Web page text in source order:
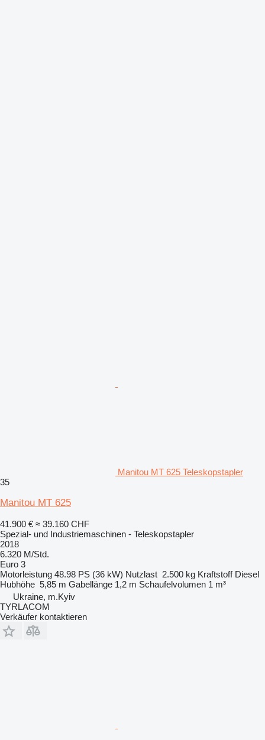
Manitou MT 625 Teleskopstapler
35
Manitou MT 625
41.900 € ≈ 39.160 CHF
Spezial- und Industriemaschinen - Teleskopstapler
2018
6.320 M/Std.
Euro 3
Motorleistung 48.98 PS (36 kW) Nutzlast 2.500 kg Kraftstoff Diesel
Hubhöhe 5,85 m Gabellänge 1,2 m Schaufelvolumen 1 m³
Ukraine, m.Kyiv
TYRLACOM
Verkäufer kontaktieren